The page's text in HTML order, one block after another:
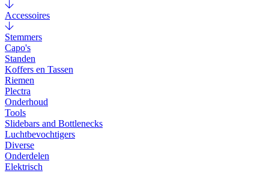
Accessoires
Stemmers
Capo's
Standen
Koffers en Tassen
Riemen
Plectra
Onderhoud
Tools
Slidebars and Bottlenecks
Luchtbevochtigers
Diverse
Onderdelen
Elektrisch